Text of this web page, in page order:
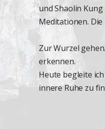
und Shaolin
Meditationen.
Zur Wurzel
erkennen.
Heute begleite
innere Ruhe zu